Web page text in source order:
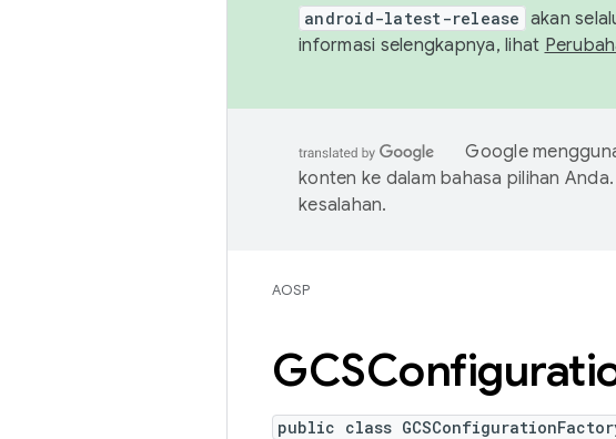
android-latest-release akan
informasi selengkapnya, lihat
Google
konten ke dalam bahasa pilihan
kesalahan.
AOSP
public class